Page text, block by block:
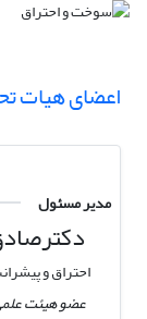
اعضای هیات
مدیر مسئول
احتراق و
عضو هیئت